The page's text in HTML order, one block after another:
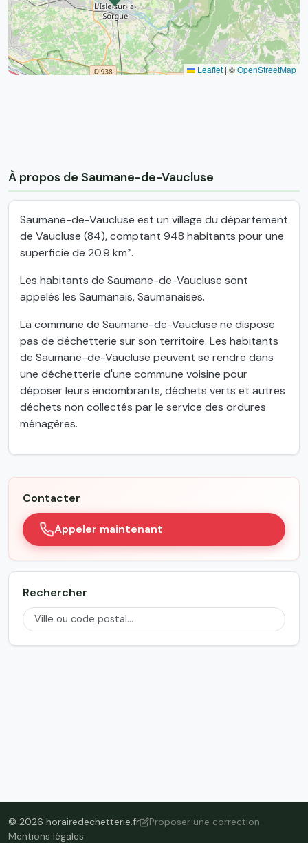
Leaflet | ©OpenStreetMap
À propos de Saumane-de-Vaucluse
Saumane-de-Vaucluse est un village du département
de Vaucluse (84), comptant 948 habitants pour une
superficie de 20.9 km².
Les habitants de Saumane-de-Vaucluse sont
appelés les Saumanais, Saumanaises.
La commune de Saumane-de-Vaucluse ne dispose
pas de déchetterie sur son territoire. Les habitants
de Saumane-de-Vaucluse peuvent se rendre dans
une déchetterie d'une commune voisine pour
déposer leurs encombrants, déchets verts et autres
déchets non collectés par le service des ordures
ménagères.
Contacter
Appeler maintenant
Rechercher
© 2026 horairedechetterie.fr
Proposer une correction
Mentions légales